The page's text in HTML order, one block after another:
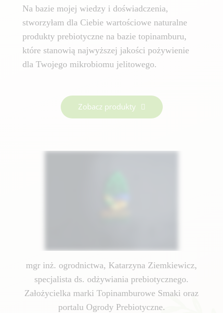
mgr inż. ogrodnictwa, Katarzyna Ziemkiewicz,
specjalista ds. odżywiania prebiotycznego.
Założycielka marki Topinamburowe Smaki oraz
portalu Ogrody Prebiotyczne.
Na bazie mojej wiedzy i doświadczenia,
stworzyłam dla Ciebie wartościowe naturalne
produkty prebiotyczne na bazie topinamburu,
które stanowią najwyższej jakości pożywienie
dla Twojego mikrobiomu jelitowego.
Zobacz produkty